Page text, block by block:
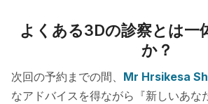
よくある3Dの診察とは一
か？
次回の予約までの間、 Mr Hrsikesa
なアドバイスを得ながら『新しいあな